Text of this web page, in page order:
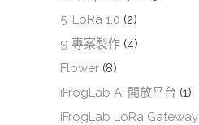
5 iLoRa 1.0 (2)
9 專案製作 (4)
Flower (8)
iFrogLab AI 開放平台 (1)
iFrogLab LoRa Gateway